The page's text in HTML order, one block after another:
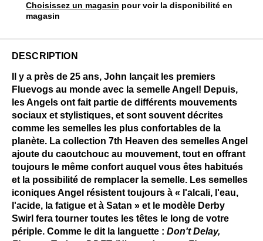
Choisissez un magasin pour voir la disponibilité en
magasin
DESCRIPTION
Il y a près de 25 ans, John lançait les premiers
Fluevogs au monde avec la semelle Angel! Depuis,
les Angels ont fait partie de différents mouvements
sociaux et stylistiques, et sont souvent décrites
comme les semelles les plus confortables de la
planète. La collection 7th Heaven des semelles Angel
ajoute du caoutchouc au mouvement, tout en offrant
toujours le même confort auquel vous êtes habitués
et la possibilité de remplacer la semelle. Les semelles
iconiques Angel résistent toujours à « l'alcali, l'eau,
l'acide, la fatigue et à Satan » et le modèle Derby
Swirl fera tourner toutes les têtes le long de votre
périple. Comme le dit la languette : Don't Delay,